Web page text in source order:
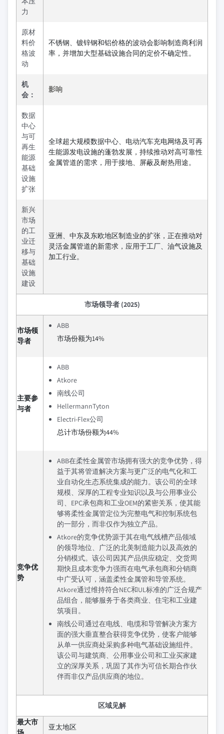
力
原材
料价
格波
动
不锈钢、镀锌钢和铝价格的波动会影响制造商利润
率，并增加大型基础设施合同的定价不确定性。
机
会：
影响
数据
中心
与可
再生
能源
基础
设施
扩张
全球超大规模数据中心、电动汽车充电网络及可再
生能源发电设施的蓬勃发展，持续推动对高可靠性
金属管道的需求，用于接地、屏蔽及耐热用途。
新兴
市场
的工
业迁
移与
基础
设施
建设
亚洲、中东及东欧地区制造业的扩张，正在推动对
灵活金属管道的新需求，应用于工厂、油气设施及
加工行业。
市场领导者 (2025)
市场领
导者
ABB
市场份额为14%
主要参
与者
ABB
Atkore
南线公司
HellermannTyton
Electri‑Flex公司
总计市场份额为44%
竞争优
势
ABB在柔性金属管市场拥有强大的竞争优势，得
益于其将管道解决方案与更广泛的电气化和工
业自动化生态系统集成的能力。该公司的全球
规模、深厚的工程专业知识以及与公用事业公
司、EPC承包商和工业OEM的紧密关系，使其能
够将柔性金属管定位为完整电气和控制系统包
的一部分，而非仅作为独立产品。
Atkore的竞争优势源于其在电气线槽产品领域
的领导地位、广泛的北美制造能力以及高效的
分销模式。该公司因其产品供应稳定、交货周
期快且成本竞争力强而在电气承包商和分销商
中广受认可，涵盖柔性金属管和导管系统。
Atkore通过维持符合NEC和UL标准的广泛合规产
品组合，能够服务于各类商业、住宅和工业建
筑项目。
南线公司通过在电线、电缆和导管解决方案方
面的强大垂直整合获得竞争优势，使客户能够
从单一供应商处采购多种电气基础设施组件。
该公司与建筑商、公用事业公司和工业买家建
立的深厚关系，巩固了其作为可信长期合作伙
伴而非仅产品供应商的地位。
区域见解
最大市
亚太地区